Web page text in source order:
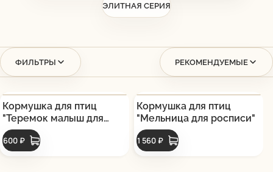
ЭЛИТНАЯ СЕРИЯ
ФИЛЬТРЫ РЕКОМЕНДУЕМЫЕ
Кормушка для птиц
"Теремок малыш для
росписи"
600 ₽
Кормушка для птиц
"Мельница для росписи"
1 560 ₽